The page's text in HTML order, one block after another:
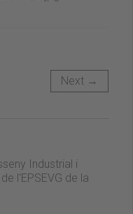
Next →
Industrial i
l'EPSEVG de la